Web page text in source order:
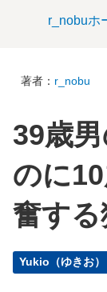
r_nobuホ
著者： r_nobu
39歳
のに
奮す
Yukio（ゆきお）